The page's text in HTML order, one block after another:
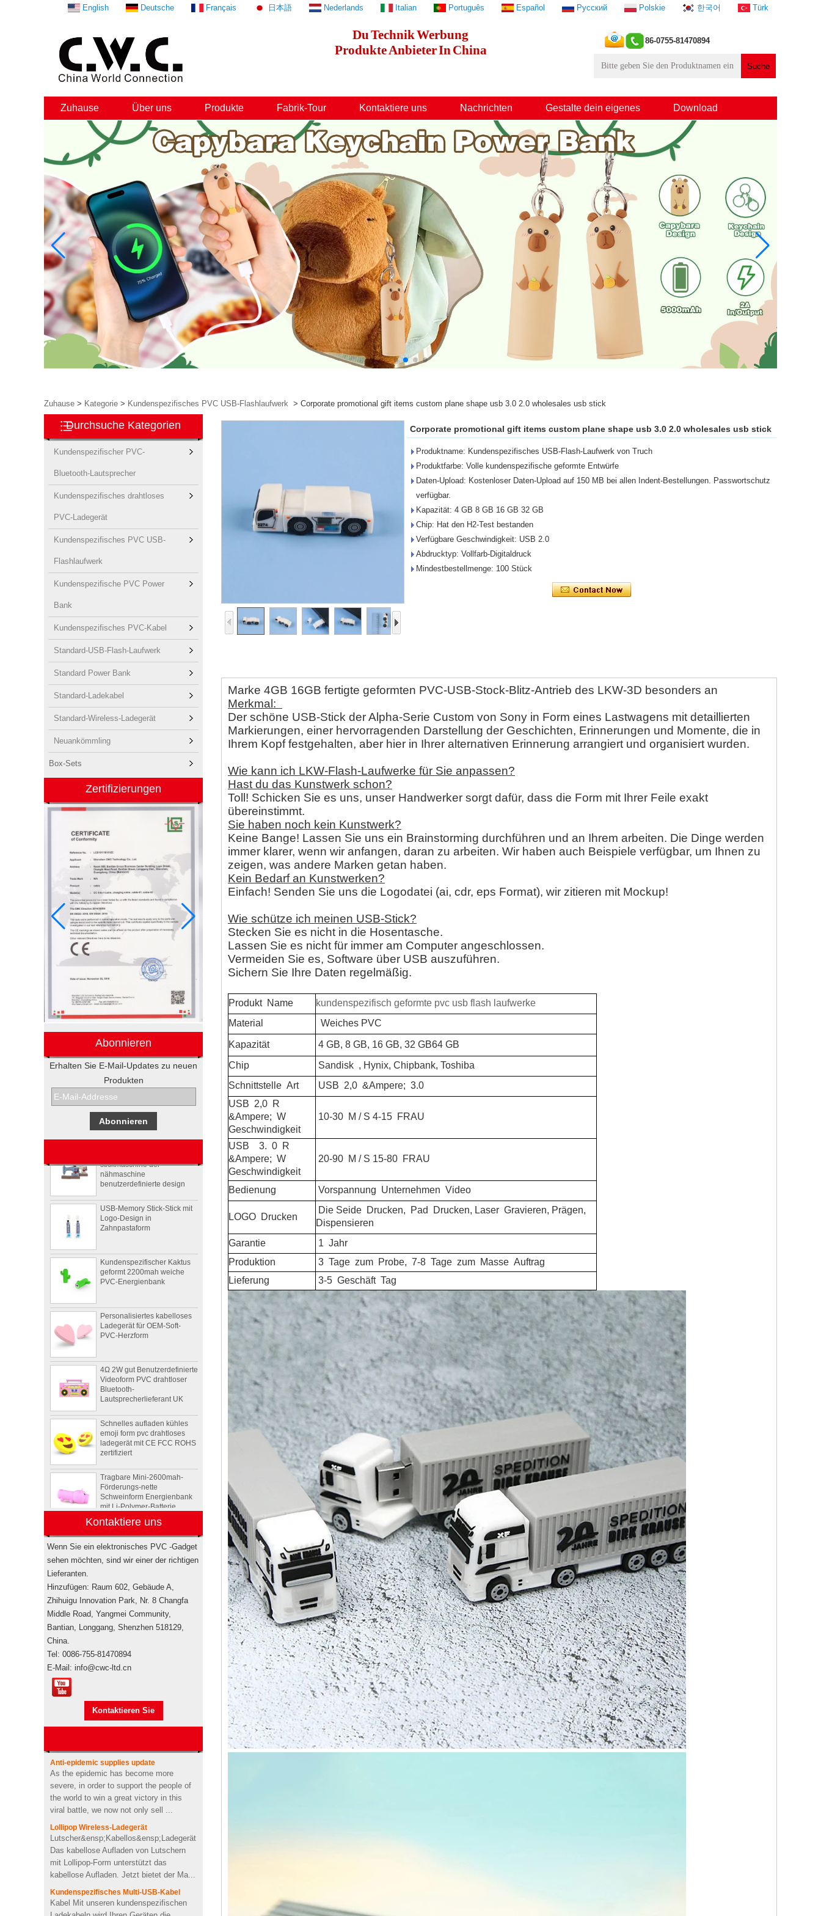
DuTechnikWerbung
ProdukteAnbieterInChina
86-0755-81470894
English Deutsche Français 日本語 Nederlands Italian Português Español Русский Polskie 한국어 Türk
Zuhause Über uns Produkte Fabrik-Tour Kontaktiere uns Nachrichten Gestalte dein eigenes Download
Zuhause > Kategorie > Kundenspezifisches PVC USB-Flashlaufwerk > Corporate promotional gift items custom plane shape usb 3.0 2.0 wholesales usb stick
Durchsuche Kategorien
Kundenspezifischer PVC-
Bluetooth-Lautsprecher
Kundenspezifisches drahtloses
PVC-Ladegerät
Kundenspezifisches PVC USB-
Flashlaufwerk
Kundenspezifische PVC Power
Bank
Kundenspezifisches PVC-Kabel
Standard-USB-Flash-Laufwerk
Standard Power Bank
Standard-Ladekabel
Standard-Wireless-Ladegerät
Neuankömmling
Box-Sets
Zertifizierungen
Abonnieren
Erhalten Sie E-Mail-Updates zu neuen
Produkten
Elektronische
Werbegeschenkboxen von
Pepsi
Usb-stick usb-stick
benutzerdefinierte design
USB-Memory Stick-Stick mit
Zahnpastaform
PVC-Energienbank
PVC-Herzform
Bluetooth-
Lautsprecherlieferant UK
Schnelles aufladen kühles
ladegerät mit CE FCC ROHS
zertifiziert
Tragbare Mini-2600mah-
Schweinform Energienbank
mit Li-Polymer-Batterie
Tier Schildkröte Form OEM
PVC 4 GB 8 GB 16 GB USB
Drahtlose bluetooth
kundenspezifischen
Rockstar-
Energiegetränkflasche
Minilautsprecher USA
Elektronische
nähmaschine
benutzerdefinierte design
Kundenspezifischer Kaktus
geformt 2200mah weiche
PVC-Energienbank
Personalisiertes kabelloses
Ladegerät für OEM-Soft-
PVC-Herzform
4Ω 2W gut Benutzerdefinierte
Videoform PVC drahtloser
Kontaktiere uns
Wenn Sie ein elektronisches PVC -Gadget
sehen möchten, sind wir einer der richtigen
Lieferanten.
Hinzufügen: Raum 602, Gebäude A,
Zhihuigu Innovation Park, Nr. 8 Changfa
Middle Road, Yangmei Community,
Bantian, Longgang, Shenzhen 518129,
China.
Tel: 0086-755-81470894
E-Mail: info@cwc-ltd.cn
Kontaktieren Sie
Markenautorisierung
Markenautorisierung Werbeartikel sind
Markenprodukte, wenn sie den
Seetransport für den Import
übernehmen"s durch Ihre eigene
Spedition oder unsere,...
As the epidemic has become more
severe, in order to support the people of
the world to win a great victory in this
viral battle, we now not only sell ...
Lollipop Wireless-Ladegerät
Lutscher&ensp;Kabellos&ensp;Ladegerät
Das kabellose Aufladen von Lutschern
mit Lollipop-Form unterstützt das
kabellose Aufladen. Jetzt bietet der Ma...
Kundenspezifisches Multi-USB-Kabel
Ladekabeln wird Ihren Geräten die
Batterie ausgehen, da unsere Kabel
Corporate promotional gift items custom plane shape usb 3.0 2.0 wholesales usb stick
Produktname: Kundenspezifisches USB-Flash-Laufwerk von Truch
Produktfarbe: Volle kundenspezifische geformte Entwürfe
Daten-Upload: Kostenloser Daten-Upload auf 150 MB bei allen Indent-Bestellungen. Passwortschutz
verfügbar.
Kapazität: 4 GB 8 GB 16 GB 32 GB
Chip: Hat den H2-Test bestanden
Verfügbare Geschwindigkeit: USB 2.0
Abdrucktyp: Vollfarb-Digitaldruck
Mindestbestellmenge: 100 Stück
Marke 4GB 16GB fertigte geformten PVC-USB-Stock-Blitz-Antrieb des LKW-3D besonders an
Merkmal:
Der schöne USB-Stick der Alpha-Serie Custom von Sony in Form eines Lastwagens mit detaillierten
Markierungen, einer hervorragenden Darstellung der Geschichten, Erinnerungen und Momente, die in
Ihrem Kopf festgehalten, aber hier in Ihrer alternativen Erinnerung arrangiert und organisiert wurden.
Wie kann ich LKW-Flash-Laufwerke für Sie anpassen?
Hast du das Kunstwerk schon?
Toll! Schicken Sie es uns, unser Handwerker sorgt dafür, dass die Form mit Ihrer Feile exakt
übereinstimmt.
Sie haben noch kein Kunstwerk?
Keine Bange! Lassen Sie uns ein Brainstorming durchführen und an Ihrem arbeiten. Die Dinge werden
immer klarer, wenn wir anfangen, daran zu arbeiten. Wir haben auch Beispiele verfügbar, um Ihnen zu
zeigen, was andere Marken getan haben.
Kein Bedarf an Kunstwerken?
Einfach! Senden Sie uns die Logodatei (ai, cdr, eps Format), wir zitieren mit Mockup!
Wie schütze ich meinen USB-Stick?
Stecken Sie es nicht in die Hosentasche.
Lassen Sie es nicht für immer am Computer angeschlossen.
Vermeiden Sie es, Software über USB auszuführen.
Sichern Sie Ihre Daten regelmäßig.
Produkt Name
kundenspezifisch geformte pvc usb flash laufwerke
Material
Weiches PVC
Kapazität 4 GB, 8 GB, 16 GB, 32 GB64 GB
Chip
Sandisk , Hynix, Chipbank, Toshiba
Schnittstelle Art USB 2,0 &Ampere; 3.0
USB 2,0 R
&Ampere; W
Geschwindigkeit
10-30 M / S 4-15 FRAU
USB 3. 0 R
&Ampere; W
Geschwindigkeit
20-90 M / S 15-80 FRAU
Bedienung Vorspannung Unternehmen Video
LOGO Drucken
Die Seide Drucken, Pad Drucken, Laser Gravieren, Prägen,
Dispensieren
Garantie
1 Jahr
Produktion
3 Tage zum Probe, 7-8 Tage zum Masse Auftrag
Lieferung
3-5 GeschäftTag